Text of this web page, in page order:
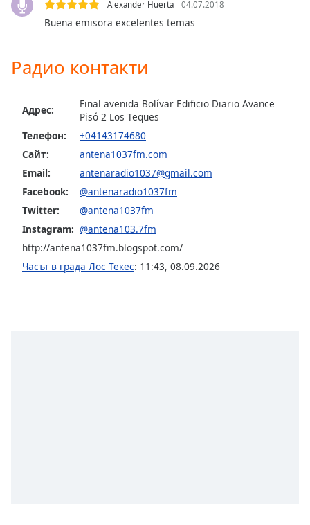
Escape
will
window.
Opacity
Alexander Huerta 04.07.2018
Buena emisora excelentes temas
Радио контакти
Адрес:
Final avenida Bolívar Edificio Diario Avance
Pisó 2 Los Teques
Телефон:
+04143174680
Сайт:
antena1037fm.com
Email:
antenaradio1037@gmail.com
Facebook:
@antenaradio1037fm
Twitter:
@antena1037fm
Instagram: @antena103.7fm
http://antena1037fm.blogspot.com/
Часът в града Лос Текес: 11:43, 08.09.2026